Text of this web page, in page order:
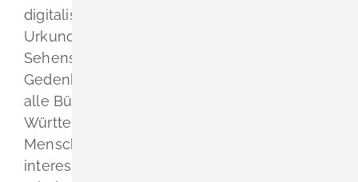
digitalisierte Handschriften, Bücher und
Urkunden sowie Hinweise auf
Sehenswürdigkeiten, Museen und
Gedenkstätten. LEO–BW wendet sich an
alle Bürgerinnen und Bürger Baden–
Württembergs und darüber hinaus an alle
Menschen, die sich für das Land
interessieren. Wissenschaftlich Forschende